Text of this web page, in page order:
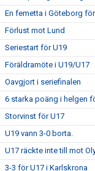
En femetta i Göteborg
Förlust mot Lund
Seriestart för U19
Föräldramöte i U19/U17
Oavgjort i seriefinalen
6 starka poäng i helgen
Storvinst för U17
U19 vann 3-0 borta.
U17 räckte inte till mot
3-3 för U17 i Karlskrona